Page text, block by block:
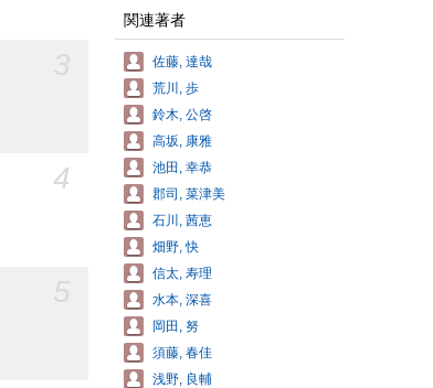
4
関連著者
佐藤, 達哉
荒川, 歩
鈴木, 公啓
高坂, 康雅
池田, 幸恭
郡司, 菜津美
石川, 茜恵
畑野, 快
信太, 寿理
水本, 深喜
岡田, 努
須藤, 春佳
浅野, 良輔